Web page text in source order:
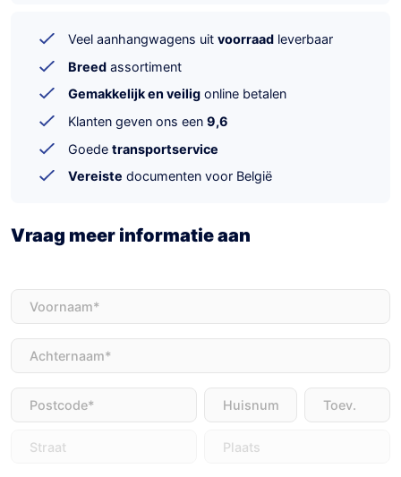
Veel aanhangwagens uit voorraad leverbaar
Breed assortiment
Gemakkelijk en veilig online betalen
Klanten geven ons een 9,6
Goede transportservice
Vereiste documenten voor België
Vraag meer informatie aan
Voornaam
Achternaam
Adres